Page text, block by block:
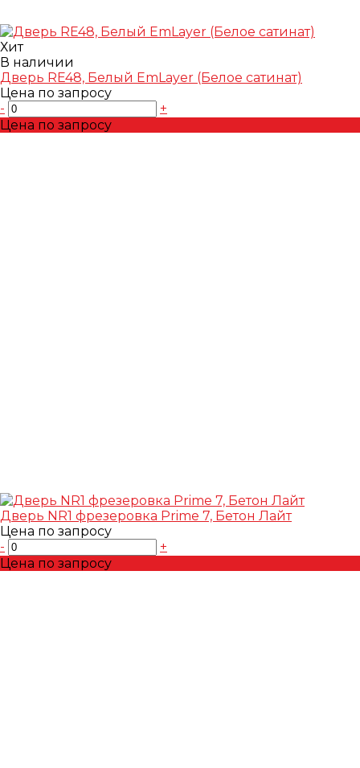
Хит
В наличии
Дверь RE48, Белый EmLayer (Белое сатинат)
Цена по запросу
-
+
Цена по запросу
Дверь NR1 фрезеровка Prime 7, Бетон Лайт
Цена по запросу
-
+
Цена по запросу